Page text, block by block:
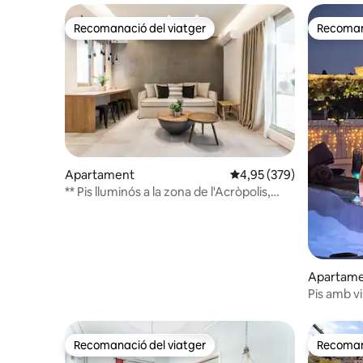
Recomanació del viatger
Recomanació del viatger
Apartament 4,95 de puntuació
4,95 (379)
** Pis lluminós a la zona de l'Acròpolis,
Pis amb
Recomanació del viatger
Recomanació del viatger